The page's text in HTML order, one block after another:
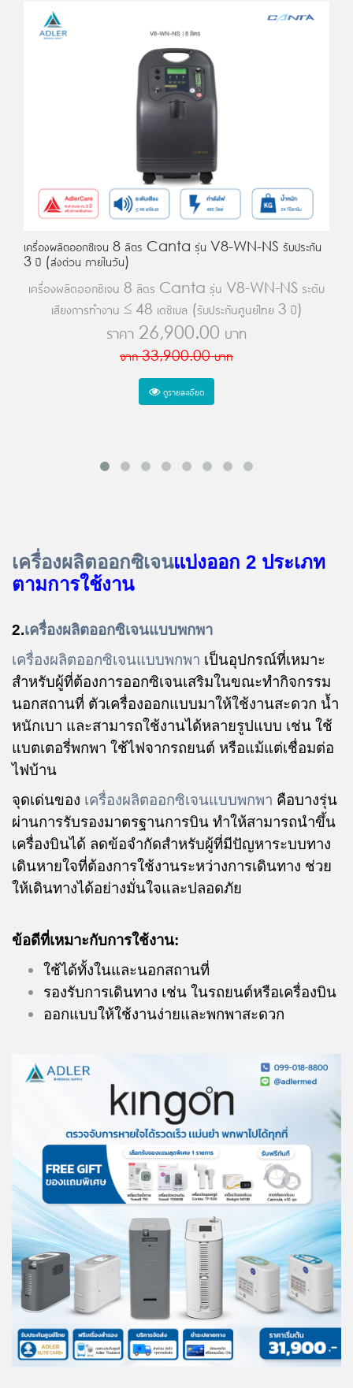
เครื่องผลิตออกซิเจน 8 ลิตร Canta รุ่น V8-WN-NS รับประกัน
3 ปี (ส่งด่วน ภายในวัน)
เครื่องผลิตออกซิเจน 8 ลิตร Canta รุ่น V8-WN-NS ระดับ
เสียงการทำงาน ≤ 48 เดซิเบล (รับประกันศูนย์ไทย 3 ปี)
ราคา 26,900.00 บาท
จาก33,900.00บาท
ดูรายละเอียด
เครื่องผลิตออกซิเจนแบ่งออก 2 ประเภท
ตามการใช้งาน
2.เครื่องผลิตออกซิเจนแบบพกพา
เครื่องผลิตออกซิเจนแบบพกพา เป็นอุปกรณ์ที่เหมาะ
สำหรับผู้ที่ต้องการออกซิเจนเสริมในขณะทำกิจกรรม
นอกสถานที่ ตัวเครื่องออกแบบมาให้ใช้งานสะดวก น้ำ
หนักเบา และสามารถใช้งานได้หลายรูปแบบ เช่น ใช้
แบตเตอรี่พกพา ใช้ไฟจากรถยนต์ หรือแม้แต่เชื่อมต่อ
ไฟบ้าน
จุดเด่นของ เครื่องผลิตออกซิเจนแบบพกพา คือบางรุ่น
ผ่านการรับรองมาตรฐานการบิน ทำให้สามารถนำขึ้น
เครื่องบินได้ ลดข้อจำกัดสำหรับผู้ที่มีปัญหาระบบทาง
เดินหายใจที่ต้องการใช้งานระหว่างการเดินทาง ช่วย
ให้เดินทางได้อย่างมั่นใจและปลอดภัย
ข้อดีที่เหมาะกับการใช้งาน:
ใช้ได้ทั้งในและนอกสถานที่
รองรับการเดินทาง เช่น ในรถยนต์หรือเครื่องบิน
ออกแบบให้ใช้งานง่ายและพกพาสะดวก